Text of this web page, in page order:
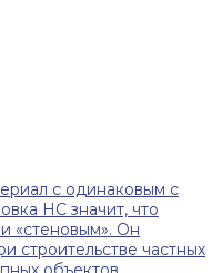
с одинаковым с
НС значит, что
«стеновым». Он
строительстве частных